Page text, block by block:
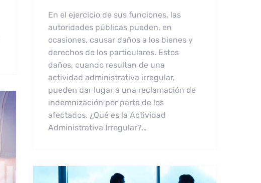
En el ejercicio de sus funciones, las
autoridades públicas pueden, en
ocasiones, causar daños a los bienes y
derechos de los particulares. Estos
daños, cuando resultan de una
actividad administrativa irregular,
pueden dar lugar a una reclamación de
indemnización por parte de los
afectados. ¿Qué es la Actividad
Administrativa Irregular?…